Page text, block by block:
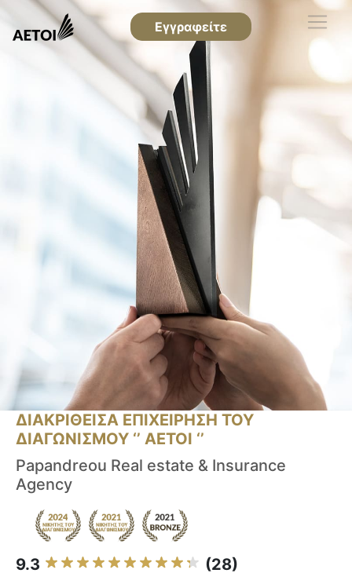
Εγγραφείτε
ΔΙΑΚΡΙΘΕΙΣΑ ΕΠΙΧΕΙΡΗΣΗ ΤΟΥ
ΔΙΑΓΩΝΙΣΜΟΥ ‘’ ΑΕΤΟΙ ‘’
Papandreou Real estate & Insurance
Agency
9.3 (28)